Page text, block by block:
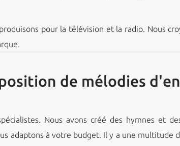
pour la télévision et la radio. Nous
de mélodies
Nous avons créé des hymnes et
adaptons à votre budget. Il y a une